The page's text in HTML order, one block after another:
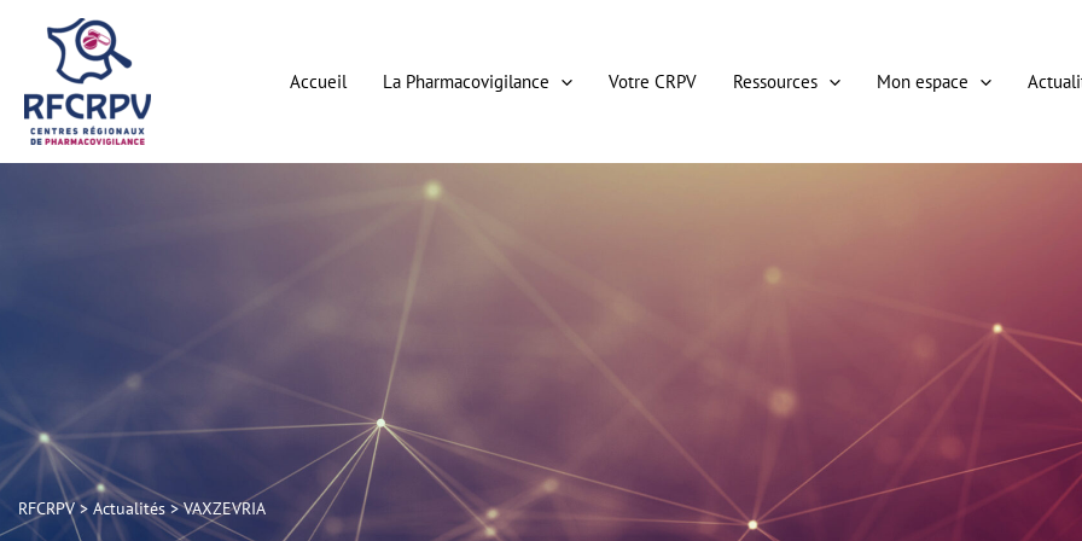
contenu
Accueil La Pharmacovigilance Votre CRPV Ressources Mon espace
RFCRPV> Actualités>VAXZEVRIA